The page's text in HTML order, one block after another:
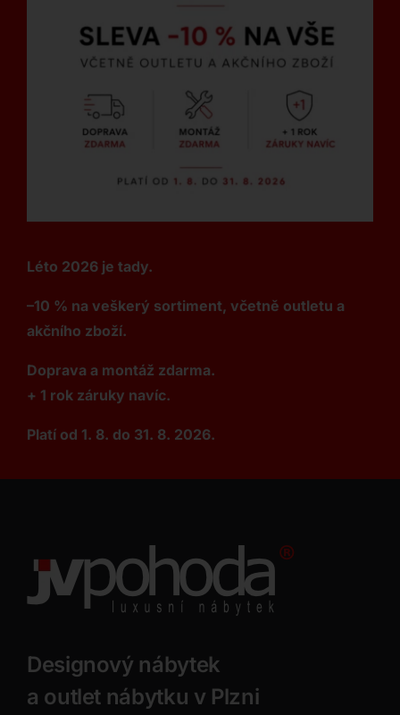
Léto 2026 je tady.
–10 % na veškerý sortiment, včetně outletu a
akčního zboží.
Doprava a montáž zdarma.
+ 1 rok záruky navíc.
Platí od 1. 8. do 31. 8. 2026.
Designový nábytek
a outlet nábytku v Plzni